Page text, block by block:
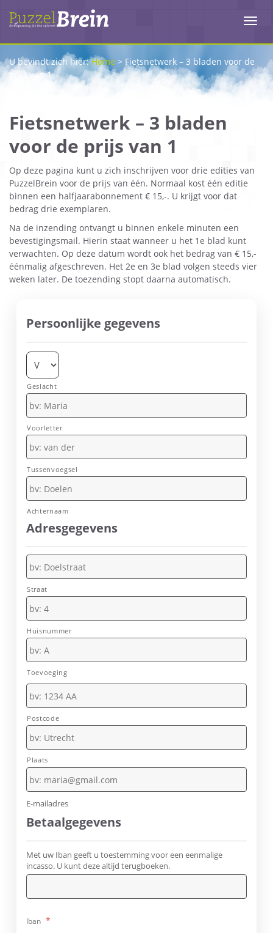
U bevindt zich hier:Home > Fietsnetwerk – 3 bladen voor de
prijs van 1
Fietsnetwerk – 3 bladen
voor de prijs van 1
Op deze pagina kunt u zich inschrijven voor drie edities van
PuzzelBrein voor de prijs van één. Normaal kost één editie
binnen een halfjaarabonnement € 15,-. U krijgt voor dat
bedrag drie exemplaren.
Na de inzending ontvangt u binnen enkele minuten een
bevestigingsmail. Hierin staat wanneer u het 1e blad kunt
verwachten. Op deze datum wordt ook het bedrag van € 15,-
éénmalig afgeschreven. Het 2e en 3e blad volgen steeds vier
weken later. De toezending stopt daarna automatisch.
Persoonlijke gegevens
Gegegevens
Geslacht
Voorletter
Tussenvoegsel
Achternaam
Adresgegevens
Adresgegevens
Straat
Huisnummer
Toevoeging
Postcode
Plaats
E-
mailadres *
E-mailadres
Betaalgegevens
Iban *
Met uw Iban geeft u toestemming voor een eenmalige
incasso. U kunt deze altijd terugboeken.